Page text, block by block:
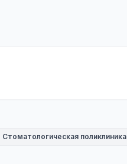
Стоматологическая поликлиника